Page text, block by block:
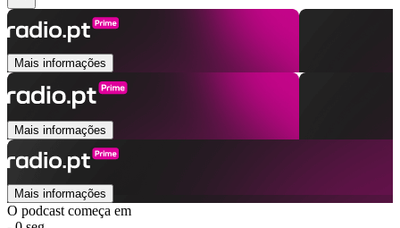
Mais informações
Mais informações
Mais informações
O podcast começa em